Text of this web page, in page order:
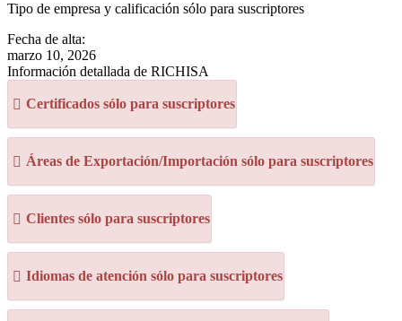
Tipo de empresa y calificación sólo para suscriptores
Fecha de alta:
marzo 10, 2026
Información detallada de RICHISA
Certificados sólo para suscriptores
Áreas de Exportación/Importación sólo para suscriptores
Clientes sólo para suscriptores
Idiomas de atención sólo para suscriptores